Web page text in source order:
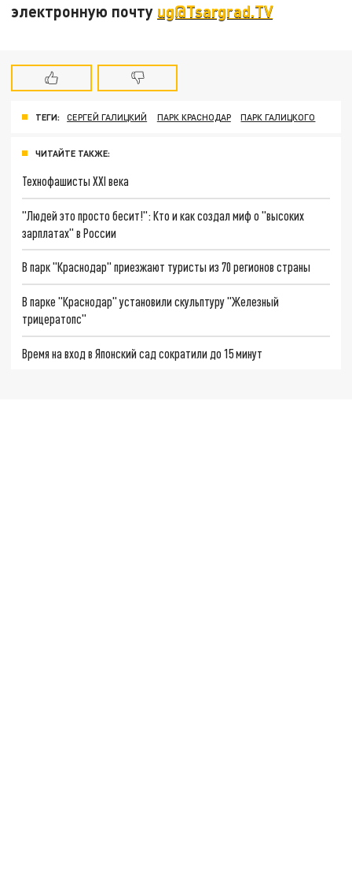
электронную почту ug@Tsargrad.TV
ТЕГИ: СЕРГЕЙ ГАЛИЦКИЙ ПАРК КРАСНОДАР ПАРК ГАЛИЦКОГО
ЧИТАЙТЕ ТАКЖЕ:
Технофашисты XXI века
"Людей это просто бесит!": Кто и как создал миф о "высоких
зарплатах" в России
В парк "Краснодар" приезжают туристы из 70 регионов страны
В парке "Краснодар" установили скульптуру "Железный
трицератопс"
Время на вход в Японский сад сократили до 15 минут